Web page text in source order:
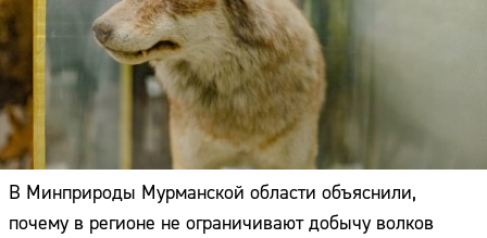
В Минприроды Мурманской области объяснили,
почему в регионе не ограничивают добычу волков